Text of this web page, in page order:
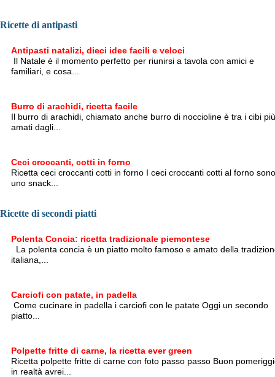
Ricette di antipasti
Antipasti natalizi, dieci idee facili e veloci
Il Natale è il momento perfetto per riunirsi a tavola con amici e
familiari, e cosa...
Burro di arachidi, ricetta facile
Il burro di arachidi, chiamato anche burro di noccioline è tra i cibi più
amati dagli...
Ceci croccanti, cotti in forno
Ricetta ceci croccanti cotti in forno I ceci croccanti cotti al forno sono
uno snack...
Ricette di secondi piatti
Polenta Concia: ricetta tradizionale piemontese
La polenta concia è un piatto molto famoso e amato della
italiana,...
Carciofi con patate, in padella
Come cucinare in padella i carciofi con le patate Oggi un secondo
piatto...
Polpette fritte di carne, la ricetta ever green
Ricetta polpette fritte di carne con foto passo passo Buon
in realtà avrei...